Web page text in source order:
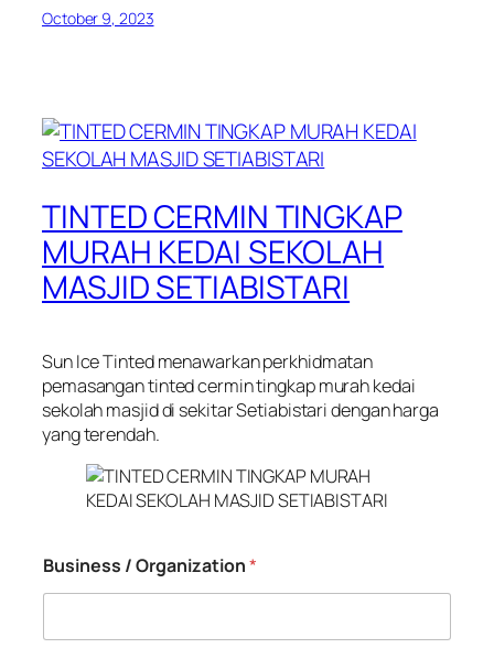
October 9, 2023
TINTED CERMIN TINGKAP
MURAH KEDAI SEKOLAH
MASJID SETIABISTARI
Sun Ice Tinted menawarkan perkhidmatan
pemasangan tinted cermin tingkap murah kedai
sekolah masjid di sekitar Setiabistari dengan harga
yang terendah.
Business / Organization*